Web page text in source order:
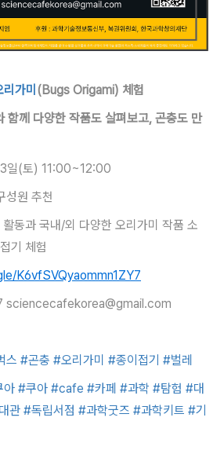
가미 (Bugs Origami) 체험
함께 다양한 작품도 살펴보고, 곤충도 만
일(토) 11:00~12:00
성원 추천
동과 국내/외 다양한 오리가미 작품 소
기 체험
K6vfSVQyaommn1ZY7
스 #곤충 #오리가미 #종이접기 #벌레
아 #쿠아 #cafe #카페 #과학 #탐험 #대
관 #독립서점 #과학굿즈 #과학키트 #기